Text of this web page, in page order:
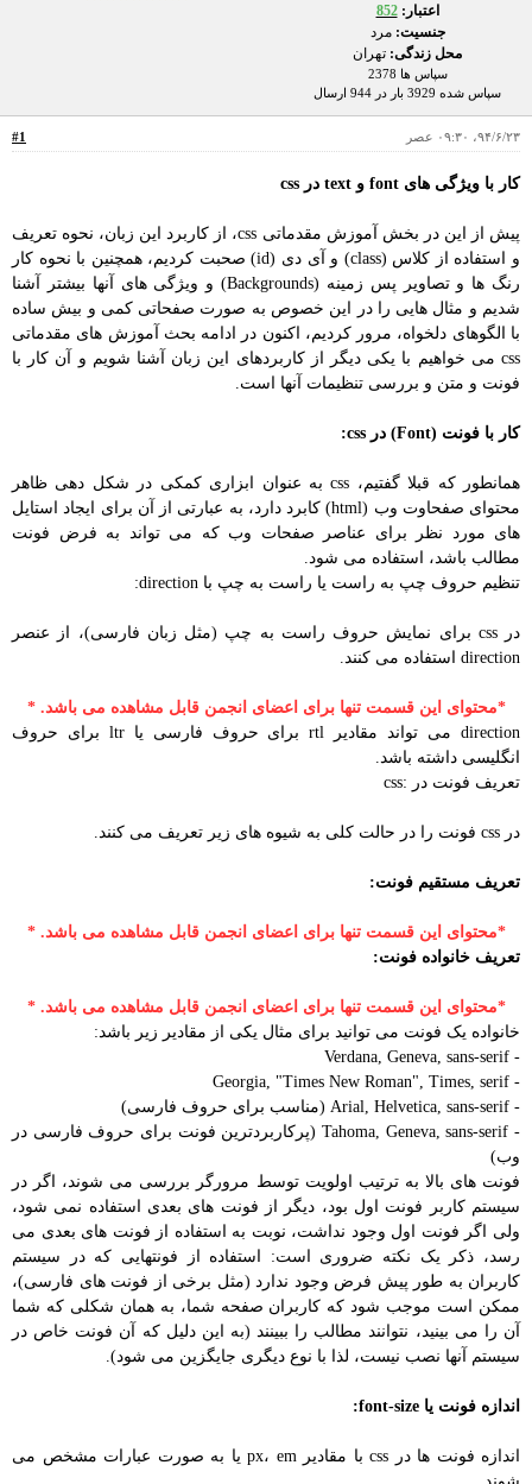
اعتبار:852
جنسیت: مرد
محل زندگی: تهران
سپاس ها 2378
سپاس شده 3929 بار در 944 ارسال
#1 ۹۴/۶/۲۳، ۰۹:۳۰ عصر
کار با ویژگی های font و text در css
پیش از این در بخش آموزش مقدماتی css، از کاربرد این زبان، نحوه تعریف
و استفاده از کلاس (class) و آی دی (id) صحبت کردیم، همچنین با نحوه کار
رنگ ها و تصاویر پس زمینه (Backgrounds) و ویژگی های آنها بیشتر آشنا
شدیم و مثال هایی را در این خصوص به صورت صفحاتی کمی و بیش ساده
با الگوهای دلخواه، مرور کردیم، اکنون در ادامه بحث آموزش های مقدماتی
css می خواهیم با یکی دیگر از کاربردهای این زبان آشنا شویم و آن کار با
فونت و متن و بررسی تنظیمات آنها است.
کار با فونت (Font) در css:
همانطور که قبلا گفتیم، css به عنوان ابزاری کمکی در شکل دهی ظاهر
محتوای صفحاوت وب (html) کابرد دارد، به عبارتی از آن برای ایجاد استایل
های مورد نظر برای عناصر صفحات وب که می تواند به فرض فونت
مطالب باشد، استفاده می شود.
تنظیم حروف چپ به راست یا راست به چپ با direction:
در css برای نمایش حروف راست به چپ (مثل زبان فارسی)، از عنصر
direction استفاده می کنند.
*محتوای این قسمت تنها برای اعضای انجمن قابل مشاهده می باشد. *
direction می تواند مقادیر rtl برای حروف فارسی یا ltr برای حروف
انگلیسی داشته باشد.
تعریف فونت در :css
در css فونت را در حالت کلی به شیوه های زیر تعریف می کنند.
تعریف مستقیم فونت:
*محتوای این قسمت تنها برای اعضای انجمن قابل مشاهده می باشد. *
تعریف خانواده فونت:
*محتوای این قسمت تنها برای اعضای انجمن قابل مشاهده می باشد. *
خانواده یک فونت می توانید برای مثال یکی از مقادیر زیر باشد:
- Verdana, Geneva, sans-serif
- Georgia, "Times New Roman", Times, serif
- Arial, Helvetica, sans-serif (مناسب برای حروف فارسی)
- Tahoma, Geneva, sans-serif (پرکاربردترین فونت برای حروف فارسی در
وب)
فونت های بالا به ترتیب اولویت توسط مرورگر بررسی می شوند، اگر در
سیستم کاربر فونت اول بود، دیگر از فونت های بعدی استفاده نمی شود،
ولی اگر فونت اول وجود نداشت، نوبت به استفاده از فونت های بعدی می
رسد، ذکر یک نکته ضروری است: استفاده از فونتهایی که در سیستم
کاربران به طور پیش فرض وجود ندارد (مثل برخی از فونت های فارسی)،
ممکن است موجب شود که کاربران صفحه شما، به همان شکلی که شما
آن را می بینید، نتوانند مطالب را ببینند (به این دلیل که آن فونت خاص در
سیستم آنها نصب نیست، لذا با نوع دیگری جایگزین می شود).
اندازه فونت یا font-size:
اندازه فونت ها در css با مقادیر px، em یا به صورت عبارات مشخص می